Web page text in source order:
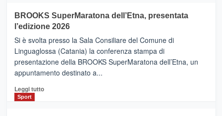
con
la
Al
via
i
collegamenti
BROOKS SuperMaratona dell’Etna, presentata
l’edizione 2026
Si è svolta presso la Sala Consiliare del Comune di
Linguaglossa (Catania) la conferenza stampa di
presentazione della BROOKS SuperMaratona dell’Etna, un
appuntamento destinato a...
Leggi tuttoLeggi
Sport